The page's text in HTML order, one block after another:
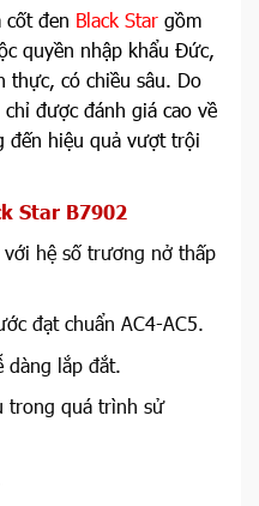
cốt đen Black Star gồm
quyền nhập khẩu Đức,
thực, có chiều sâu. Do
được đánh giá cao về
đến hiệu quả vượt trội
Star B7902
hệ số trương nở thấp
đạt chuẩn AC4-AC5.
dàng lắp đắt.
trong quá trình sử